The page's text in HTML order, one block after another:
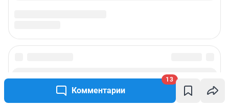
Комментарии
13